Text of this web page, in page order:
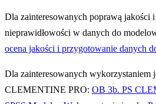
Dla zainteresowanych poprawą jakości
nieprawidłowości w danych do
ocena jakości i przygotowanie danych
Dla zainteresowanych wykorzystaniem
CLEMENTINE PRO: OB 3b. PS